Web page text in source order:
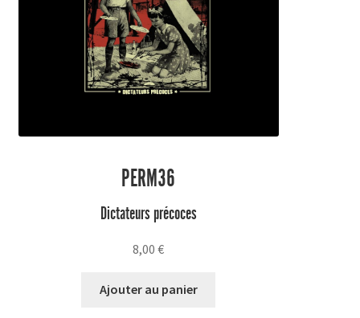
PERM36
Dictateurs précoces
8,00€
Ajouter au panier